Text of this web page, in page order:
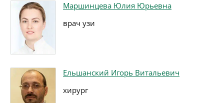
Маршинцева Юлия Юрьевна
врач узи
Ельшанский Игорь Витальевич
хирург